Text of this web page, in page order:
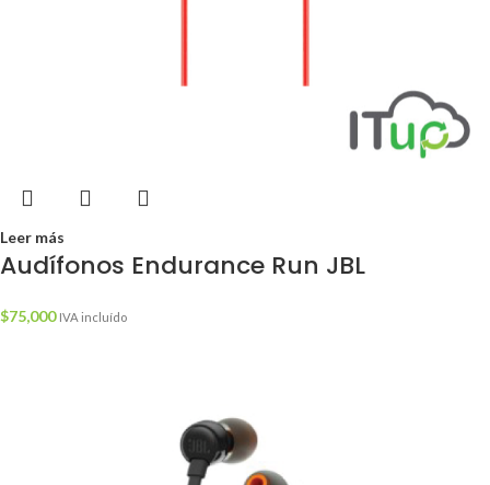
Leer más
Audífonos Endurance Run JBL
$75,000 IVA incluído